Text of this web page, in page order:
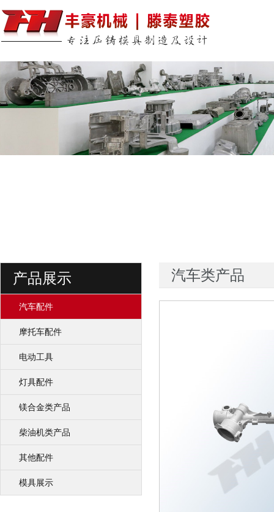
产品展示
汽车配件
摩托车配件
电动工具
灯具配件
镁合金类产品
柴油机类产品
其他配件
模具展示
汽车类产品